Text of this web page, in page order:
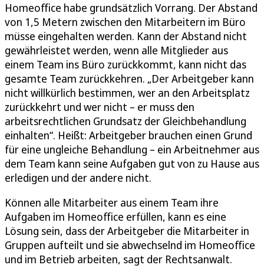
Homeoffice habe grundsätzlich Vorrang. Der Abstand
von 1,5 Metern zwischen den Mitarbeitern im Büro
müsse eingehalten werden. Kann der Abstand nicht
gewährleistet werden, wenn alle Mitglieder aus
einem Team ins Büro zurückkommt, kann nicht das
gesamte Team zurückkehren. „Der Arbeitgeber kann
nicht willkürlich bestimmen, wer an den Arbeitsplatz
zurückkehrt und wer nicht – er muss den
arbeitsrechtlichen Grundsatz der Gleichbehandlung
einhalten“. Heißt: Arbeitgeber brauchen einen Grund
für eine ungleiche Behandlung – ein Arbeitnehmer aus
dem Team kann seine Aufgaben gut von zu Hause aus
erledigen und der andere nicht.
Können alle Mitarbeiter aus einem Team ihre
Aufgaben im Homeoffice erfüllen, kann es eine
Lösung sein, dass der Arbeitgeber die Mitarbeiter in
Gruppen aufteilt und sie abwechselnd im Homeoffice
und im Betrieb arbeiten, sagt der Rechtsanwalt.